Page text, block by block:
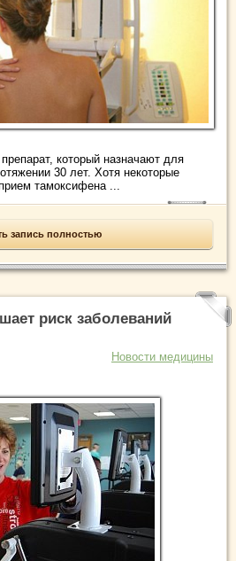
который назначают для
30 лет. Хотя некоторые
тамоксифена ...
запись полностью
риск заболеваний
Новости медицины